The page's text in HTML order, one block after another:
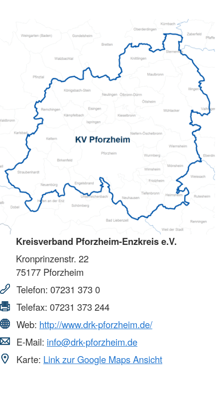
Kreisverband Pforzheim-Enzkreis e.V.
Kronprinzenstr. 22
75177 Pforzheim
Telefon: 07231 373 0
Telefax: 07231 373 244
Web: http://www.drk-pforzheim.de/
E-Mail: info@drk-pforzheim.de
Karte: Link zur Google Maps Ansicht